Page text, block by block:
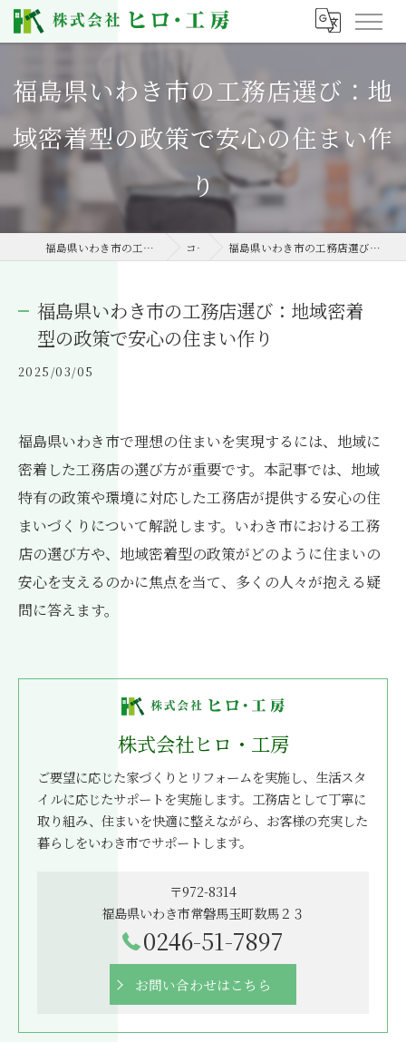
福島県いわき市の工務店選び：地
域密着型の政策で安心の住まい作
り
福島県いわき市の工務店なら株式会社ヒロ・工房 コラム 福島県いわき市の工務店選び：地域密着型の政策で安心の住まい作り
福島県いわき市の工務店選び：地域密着
型の政策で安心の住まい作り
2025/03/05
福島県いわき市で理想の住まいを実現するには、地域に
密着した工務店の選び方が重要です。本記事では、地域
特有の政策や環境に対応した工務店が提供する安心の住
まいづくりについて解説します。いわき市における工務
店の選び方や、地域密着型の政策がどのように住まいの
安心を支えるのかに焦点を当て、多くの人々が抱える疑
問に答えます。
株式会社ヒロ・工房
ご要望に応じた家づくりとリフォームを実施し、生活スタ
イルに応じたサポートを実施します。工務店として丁寧に
取り組み、住まいを快適に整えながら、お客様の充実した
暮らしをいわき市でサポートします。
〒972-8314
福島県いわき市常磐馬玉町数馬２３
0246-51-7897
お問い合わせはこちら